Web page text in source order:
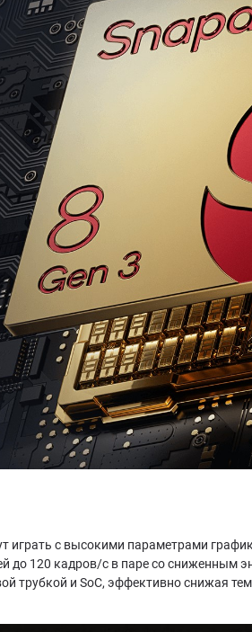
с высокими параметрами
120 кадров/с в паре со сниженным
трубкой и SoC, эффективно снижая